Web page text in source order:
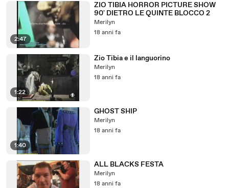
2:47
ZIO TIBIA HORROR PICTURE SHOW
90' DIETRO LE QUINTE BLOCCO 2
Merilyn
18 anni fa
1:22
Zio Tibia e il languorino
Merilyn
18 anni fa
1:40
GHOST SHIP
Merilyn
18 anni fa
ALL BLACKS FESTA
Merilyn
18 anni fa